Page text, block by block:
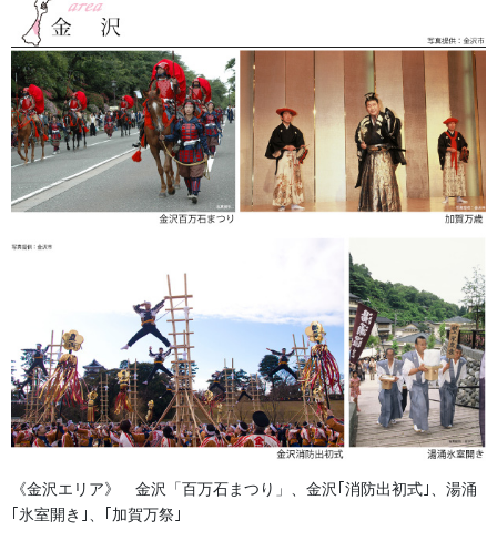
の祭りの景観にベストマッチします。
別誂半纏の染め上がりの風合いは、日本の四季の彩りを感じさせ
る優しさや温もりがあり、その土地、その地域にあった色彩と絵
柄は自然とその土地の景色の一部分になります。
また、近年では昔から伝わる「印半纏」の独特の色彩感と絵柄が
日本を飛び出し、海外でも高く評価され江戸の庶民文化の象徴と
もいえる印半纏は現代でも世界中の人達に愛され受け継がれてい
ます。
半纏本舗では、最新式の染色技術や進化した染料を使い、昔から
伝わる染色技術や職人技を今に継承しております。
お客様のご要望にあった染色方法をきっとご提案できると考えて
金沢・祭りの森佐
《金沢エリア》 金沢「百万石まつり」、金沢｢消防出初式｣、湯涌
｢氷室開き｣、｢加賀万祭｣